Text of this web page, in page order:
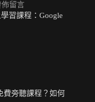
佈留言
習課程：Google
費旁聽課程？如何